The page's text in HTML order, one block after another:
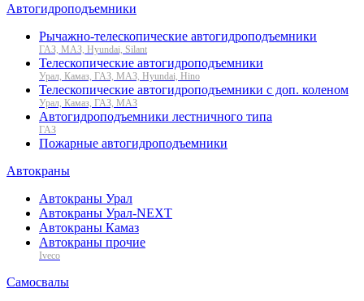
Автогидроподъемники
Рычажно-телескопические автогидроподъемники
ГАЗ, МАЗ, Hyundai, Silant
Телескопические автогидроподъемники
Урал, Камаз, ГАЗ, МАЗ, Hyundai, Hino
Телескопические автогидроподъемники с доп. коленом
Урал, Камаз, ГАЗ, МАЗ
Автогидроподъемники лестничного типа
ГАЗ
Пожарные автогидроподъемники
Автокраны
Автокраны Урал
Автокраны Урал-NEXT
Автокраны Камаз
Автокраны прочие
Iveco
Самосвалы